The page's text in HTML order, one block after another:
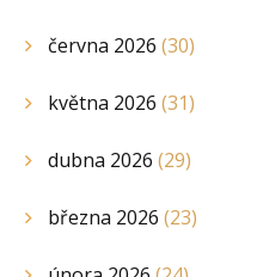
června 2026 (30)
května 2026 (31)
dubna 2026 (29)
března 2026 (23)